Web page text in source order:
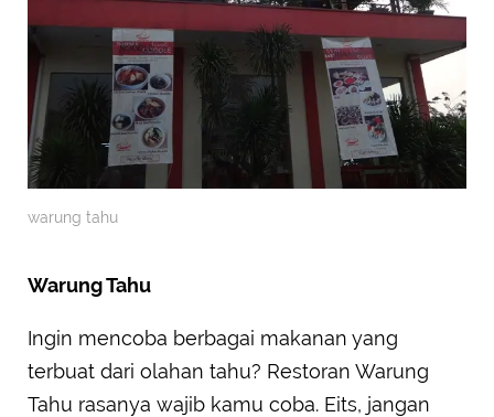
warung tahu
Warung Tahu
Ingin mencoba berbagai makanan yang
terbuat dari olahan tahu? Restoran Warung
Tahu rasanya wajib kamu coba. Eits, jangan